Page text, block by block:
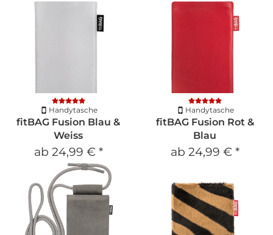
Handytasche
fitBAG Fusion Blau &
Weiss
ab 24,99 € *
Handytasche
fitBAG Fusion Rot &
Blau
ab 24,99 € *